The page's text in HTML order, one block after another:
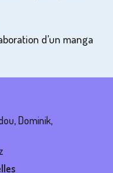
d’un manga
Dominik,